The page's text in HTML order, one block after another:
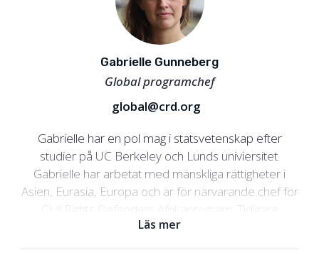
Gabrielle Gunneberg
Global programchef
global@crd.org
Gabrielle har en pol mag i statsvetenskap efter
studier på UC Berkeley och Lunds univiersitet.
Gabrielle har arbetat med mänskliga rättigheter i
Asien, Eurasia, Europa och är för närvarande chef för
Civil Rights Defenders Afrikaprogram. Tidigare
kommer hon från en roll som social development
specialist på Världsbanken i Washington DC.
Läs mer